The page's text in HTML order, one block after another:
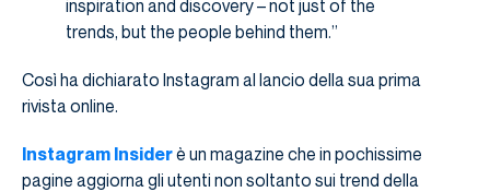
inspiration and discovery – not just of the
trends, but the people behind them.”
Così ha dichiarato Instagram al lancio della sua prima
rivista online.
Instagram Insiderè un magazine che in pochissime
pagine aggiorna gli utenti non soltanto sui trend della